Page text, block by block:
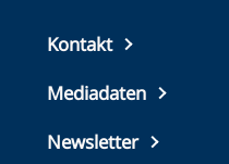
Top
footer
Kontakt
Mediadaten
Newsletter